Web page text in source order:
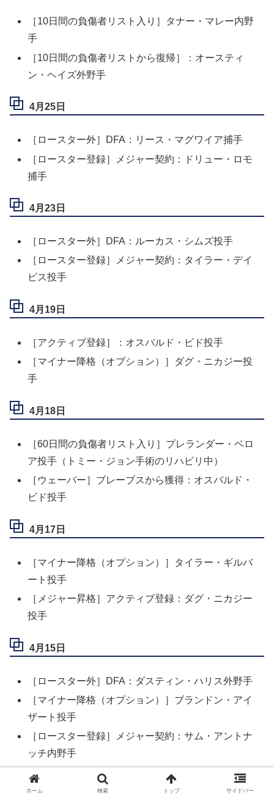
［10日間の負傷者リスト入り］タナー・マレー内野
手
［10日間の負傷者リストから復帰］：オースティ
ン・ヘイズ外野手
4月25日
［ロースター外］DFA：リース・マグワイア捕手
［ロースター登録］メジャー契約：ドリュー・ロモ
捕手
4月23日
［ロースター外］DFA：ルーカス・シムズ投手
［ロースター登録］メジャー契約：タイラー・デイ
ビス投手
4月19日
［アクティブ登録］：オスバルド・ビド投手
［マイナー降格（オプション）］ダグ・ニカジー投
手
4月18日
［60日間の負傷者リスト入り］プレランダー・ベロ
ア投手（トミー・ジョン手術のリハビリ中）
［ウェーバー］ブレーブスから獲得：オスバルド・
ビド投手
4月17日
［マイナー降格（オプション）］タイラー・ギルバ
ート投手
［メジャー昇格］アクティブ登録：ダグ・ニカジー
投手
4月15日
［ロースター外］DFA：ダスティン・ハリス外野手
［マイナー降格（オプション）］ブランドン・アイ
ザート投手
［ロースター登録］メジャー契約：サム・アントナ
ッチ内野手
［メジャー昇格］アクティブ登録：タイラー・ギル
バート投手
ホーム 検索 トップ サイドバー